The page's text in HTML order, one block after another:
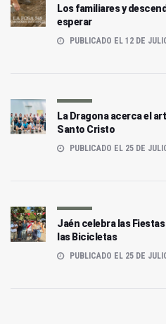
Los familiares y
esperar
PUBLICADO EL 12 DE
La Dragona acerca el
Santo Cristo
PUBLICADO EL 25 DE
Jaén celebra las
las Bicicletas
PUBLICADO EL 25 DE